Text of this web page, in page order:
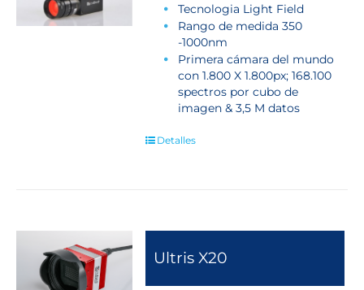
Tecnologia Light Field
Rango de medida 350
-1000nm
Primera cámara del mundo
con 1.800 X 1.800px; 168.100
spectros por cubo de
imagen & 3,5 M datos
Detalles
Ultris X20